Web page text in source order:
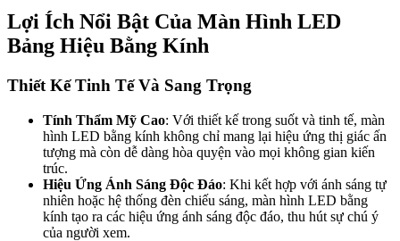
Lợi Ích Nổi Bật Của Màn Hình LED
Bảng Hiệu Bằng Kính​
Thiết Kế Tinh Tế Và Sang Trọng​
Tính Thẩm Mỹ Cao: Với thiết kế trong suốt và tinh tế, màn
hình LED bằng kính không chỉ mang lại hiệu ứng thị giác ấn
tượng mà còn dễ dàng hòa quyện vào mọi không gian kiến
trúc.
Hiệu Ứng Ánh Sáng Độc Đáo: Khi kết hợp với ánh sáng tự
nhiên hoặc hệ thống đèn chiếu sáng, màn hình LED bằng
kính tạo ra các hiệu ứng ánh sáng độc đáo, thu hút sự chú ý
của người xem.